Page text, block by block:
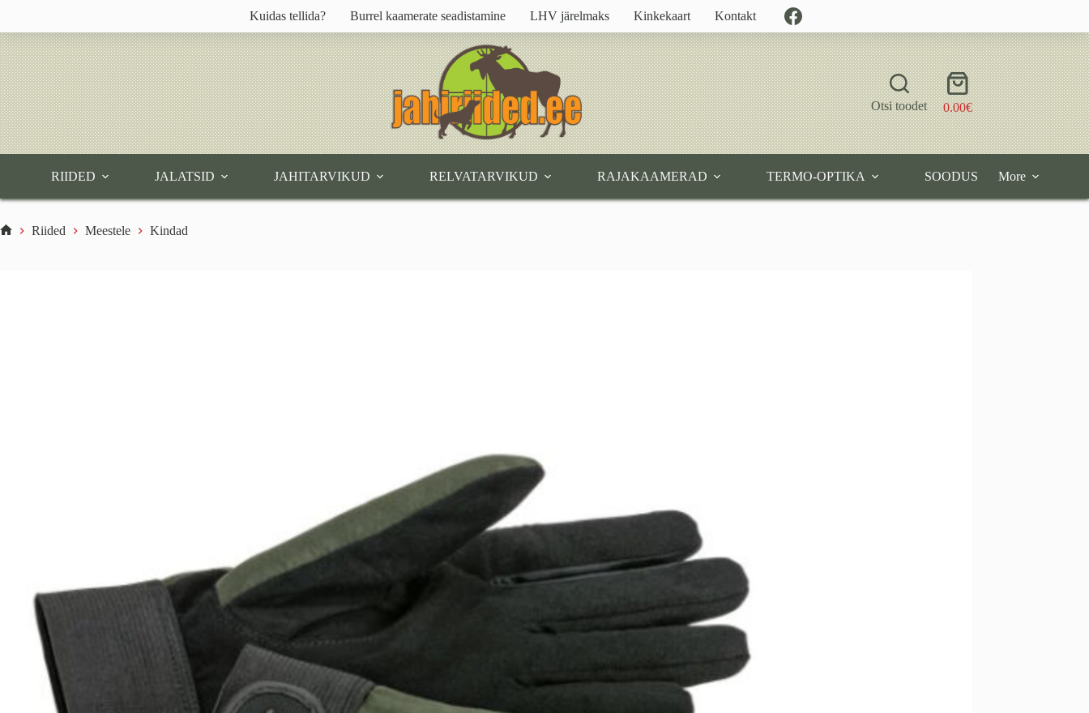
content
Kuidas tellida? Burrel kaamerate seadistamine LHV järelmaks Kinkekaart Kontakt
Otsi toodet
Shopping
cart
0.00€
RIIDED JALATSID JAHITARVIKUD RELVATARVIKUD RAJAKAAMERAD TERMO-OPTIKA SOODUS More
Riided Meestele Kindad